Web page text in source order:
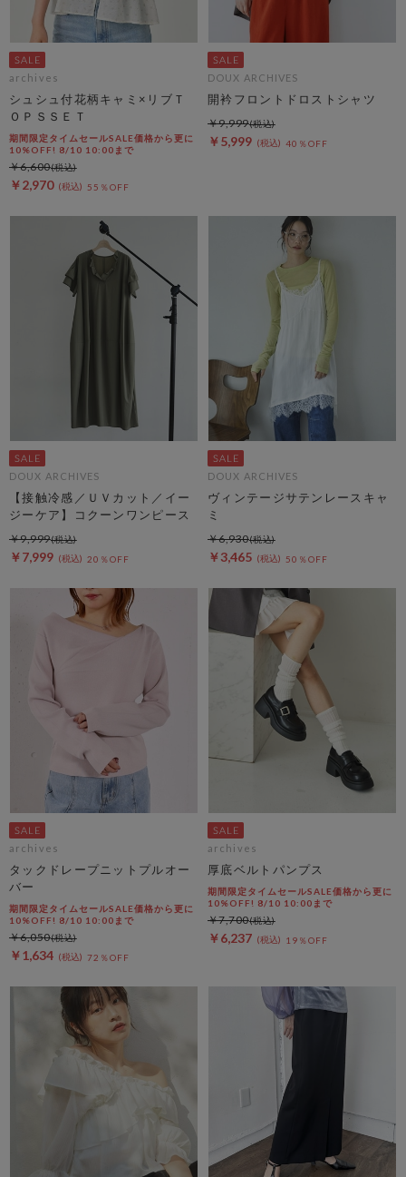
archives
シュシュ付花柄キャミ×リブＴ
ＯＰＳＳＥＴ
期間限定タイムセールSALE価格から更に
10%OFF! 8/10 10:00まで
￥2,970 55％OFF
￥6,600
DOUX ARCHIVES
開衿フロントドロストシャツ
￥5,999 40％OFF
￥9,999
DOUX ARCHIVES
【接触冷感／ＵＶカット／イー
ジーケア】コクーンワンピース
￥7,999 20％OFF
￥9,999
DOUX ARCHIVES
ヴィンテージサテンレースキャ
ミ
￥3,465 50％OFF
￥6,930
archives
タックドレープニットプルオー
バー
期間限定タイムセールSALE価格から更に
10%OFF! 8/10 10:00まで
￥1,634 72％OFF
￥6,050
archives
厚底ベルトパンプス
期間限定タイムセールSALE価格から更に
10%OFF! 8/10 10:00まで
￥6,237 19％OFF
￥7,700